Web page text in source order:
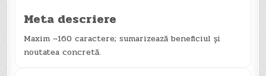
Meta descriere
Maxim ~160 caractere; sumarizează beneficiul și
noutatea concretă.